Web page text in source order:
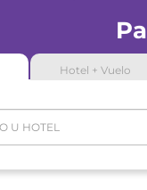
Hotel + Vuelo